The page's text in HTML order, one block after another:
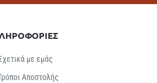
με εμάς
Αποστολής